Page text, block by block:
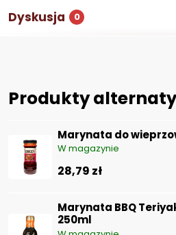
Dyskusja 0
Produkty
Marynata do
W magazynie
28,79 zł
Marynata BBQ
250ml